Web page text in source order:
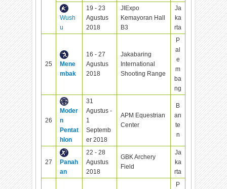
Wush
u
19 - 23
Agustus
2018
JIExpo
Kemayoran Hall
B3
Ja
ka
rta
25
Mene
mbak
16 - 27
Agustus
2018
Jakabaring
International
Shooting Range
P
al
e
m
ba
ng
26
Moder
n
Pentat
hlon
31
Agustus -
1
Septemb
er 2018
APM Equestrian
Center
B
an
te
n
27
Panah
an
22 - 28
Agustus
2018
GBK Archery
Field
Ja
ka
rta
P